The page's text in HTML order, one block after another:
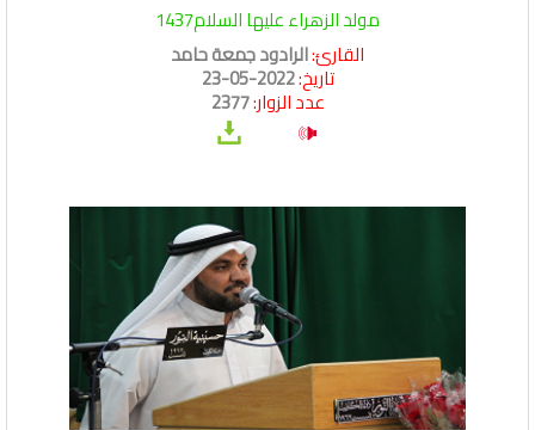
مولد الزهراء عليها السلام1437
القارئ:الرادود جمعة حامد
تاريخ:2022-05-23
عدد الزوار:2377